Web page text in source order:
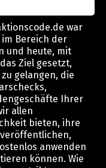
war
Bereich der
und heute, mit
Ziel gesetzt,
gelangen, die
Ihrer
allen
bieten, ihre
anwenden
können. Wie